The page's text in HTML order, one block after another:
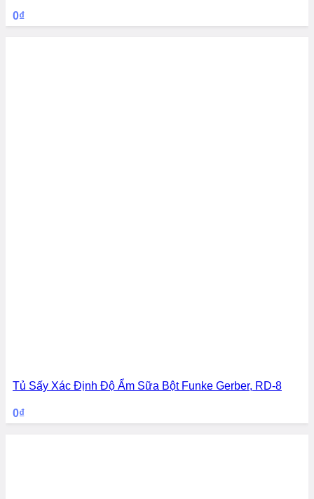
0₫
Tủ Sấy Xác Định Độ Ẩm Sữa Bột Funke Gerber, RD-8
0₫